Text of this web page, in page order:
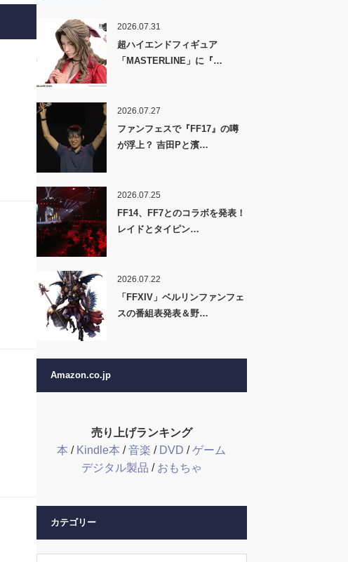
2026.07.31
超ハイエンドフィギュア
「MASTERLINE」に『…
2026.07.27
ファンフェスで『FF17』の噂
が浮上？ 吉田Pと濱…
2026.07.25
FF14、FF7とのコラボを発表！
レイドとタイピン…
2026.07.22
「FFXIV」ベルリンファンフェ
スの番組表発表＆野…
Amazon.co.jp
売り上げランキング
本 / Kindle本 /音楽 / DVD /ゲーム
デジタル製品 / おもちゃ
カテゴリー